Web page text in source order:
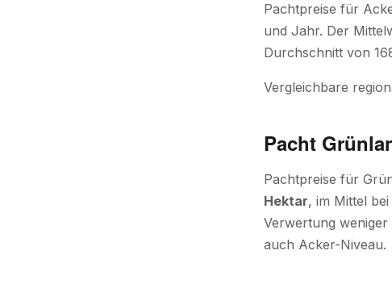
Pachtpreise für
und Jahr. Der
Durchschnitt von
Vergleichbare
Pacht
Pachtpreise für
Hektar, im Mittel
Verwertung
auch Acker-Niveau.